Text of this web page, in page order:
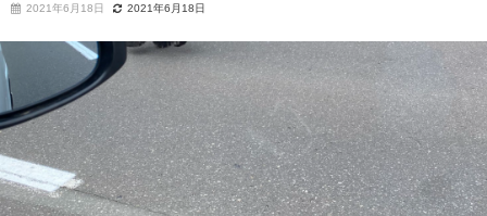
2021年6月18日 2021年6月18日